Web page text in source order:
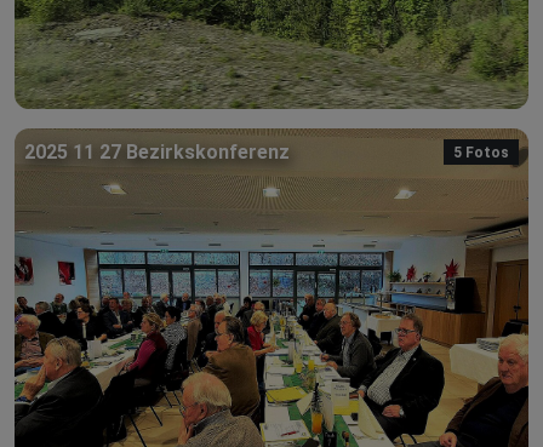
2025 11 27 Bezirkskonferenz 5 Fotos